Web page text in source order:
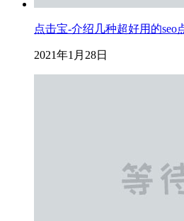
点击宝-介绍几种超好用的seo
2021年1月28日